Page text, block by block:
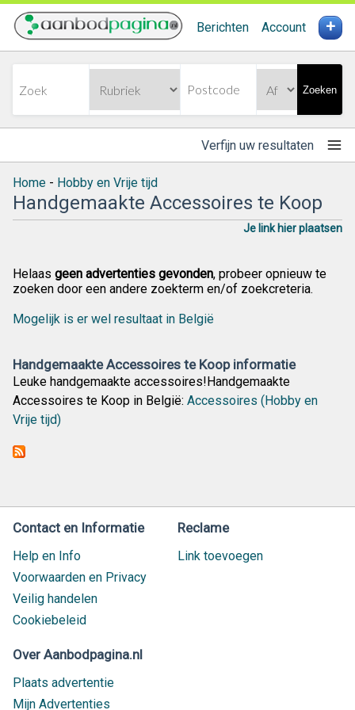
Berichten Account +
Zoeken
Verfijn uw resultaten
Home - Hobby en Vrije tijd
Handgemaakte Accessoires te Koop
Je link hier plaatsen
Helaas geen advertenties gevonden, probeer opnieuw te
zoeken door een andere zoekterm en/of zoekcreteria.
Mogelijk is er wel resultaat in België
Handgemaakte Accessoires te Koop informatie
Leuke handgemaakte accessoires!Handgemaakte
Accessoires te Koop in België: Accessoires (Hobby en
Vrije tijd)
Contact en Informatie
Help en Info
Voorwaarden en Privacy
Veilig handelen
Cookiebeleid
Reclame
Link toevoegen
Over Aanbodpagina.nl
Plaats advertentie
Mijn Advertenties